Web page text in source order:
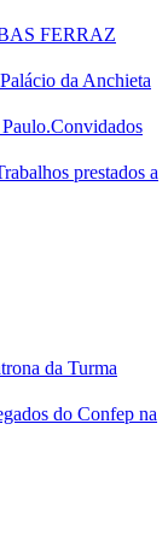
FERRAZ
da Anchieta
prestados a
da Turma
do Confep na